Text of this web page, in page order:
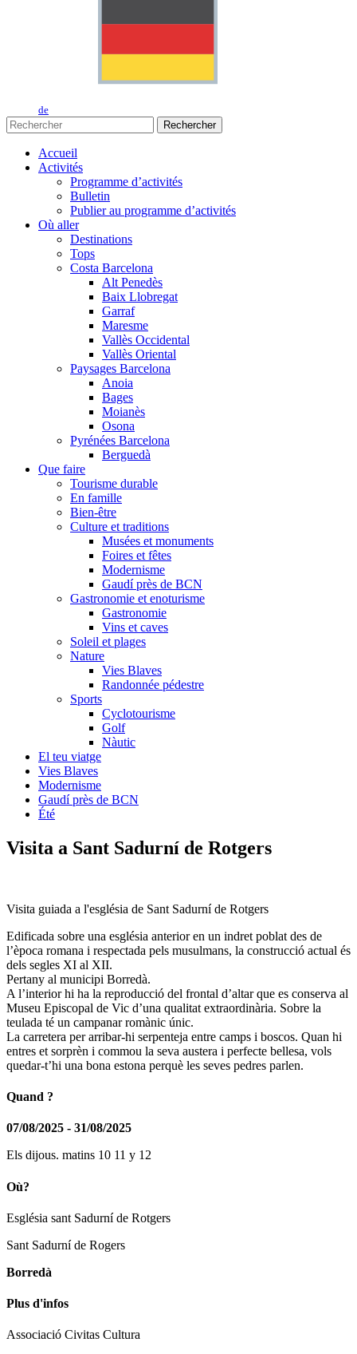
de
Rechercher
Accueil
Activités
Programme d’activités
Bulletin
Publier au programme d’activités
Où aller
Destinations
Tops
Costa Barcelona
Alt Penedès
Baix Llobregat
Garraf
Maresme
Vallès Occidental
Vallès Oriental
Paysages Barcelona
Anoia
Bages
Moianès
Osona
Pyrénées Barcelona
Berguedà
Que faire
Tourisme durable
En famille
Bien-être
Culture et traditions
Musées et monuments
Foires et fêtes
Modernisme
Gaudí près de BCN
Gastronomie et enoturisme
Gastronomie
Vins et caves
Soleil et plages
Nature
Vies Blaves
Randonnée pédestre
Sports
Cyclotourisme
Golf
Nàutic
El teu viatge
Vies Blaves
Modernisme
Gaudí près de BCN
Été
Visita a Sant Sadurní de Rotgers
Visita guiada a l'església de Sant Sadurní de Rotgers
Edificada sobre una església anterior en un indret poblat des de
l’època romana i respectada pels musulmans, la construcció actual és
dels segles XI al XII.
Pertany al municipi Borredà.
A l’interior hi ha la reproducció del frontal d’altar que es conserva al
Museu Episcopal de Vic d’una qualitat extraordinària. Sobre la
teulada té un campanar romànic únic.
La carretera per arribar-hi serpenteja entre camps i boscos. Quan hi
entres et sorprèn i commou la seva austera i perfecte bellesa, vols
quedar-t’hi una bona estona perquè les seves pedres parlen.
Quand ?
07/08/2025 - 31/08/2025
Els dijous. matins 10 11 y 12
Où?
Església sant Sadurní de Rotgers
Sant Sadurní de Rogers
Borredà
Plus d'infos
Associació Civitas Cultura